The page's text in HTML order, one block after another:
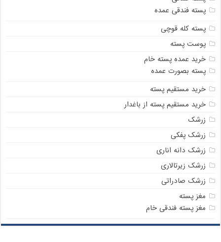
پسته فندقی عمده
پسته کله قوچی
پوست پسته
خرید عمده پسته خام
پسته بصورت عمده
خرید مستقیم پسته
خرید مستقیم پسته از باغدار
زرشک
زرشک پفکی
زرشک دانه اناری
زرشک زیرتالاری
زرشک صادراتی
مغز پسته
مغز پسته فندقی خام